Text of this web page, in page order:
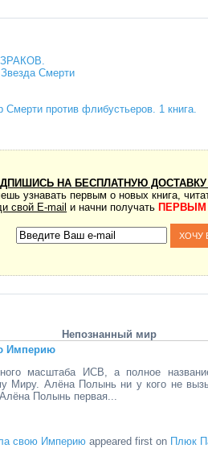
Смерти
против флибустьеров. 1 книга.
НА БЕСПЛАТНУЮ
узнавать первым о новых книга,
свой E-mail и начни получать ПЕРВЫМ
Непознанный мир
Империю
масштаба ИСВ, а полное
Миру. Алёна Полынь ни у кого не
Полынь первая...
свою Империю appeared first on Плюк